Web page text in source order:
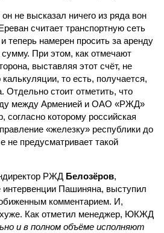
он не высказал ничего из ряда вон
считает транспортную сеть
теперь намерен просить за аренду
При этом, как отмечают
выставляя этот счёт, не
то есть, получается,
Отдельно стоит отметить, что
между Арменией и ОАО «РЖД»
согласно которому российская
«железку» республики до
не предусматривает такой
РЖД Белозёров,
интервенции Пашиняна, выступил
комментарием. И,
хуже. Как отметил менеджер, ЮКЖД
и в полном объёме исполняют